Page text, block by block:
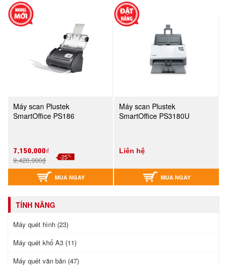
Máy scan Plustek
SmartOffice PS186
7,150,000₫
9,420,000₫ -25%
MUA NGAY
Máy scan Plustek
SmartOffice PS3180U
Liên hệ
MUA NGAY
TÍNH NĂNG
Máy quét hình (23)
Máy quét khổ A3 (11)
Máy quét văn bản (47)